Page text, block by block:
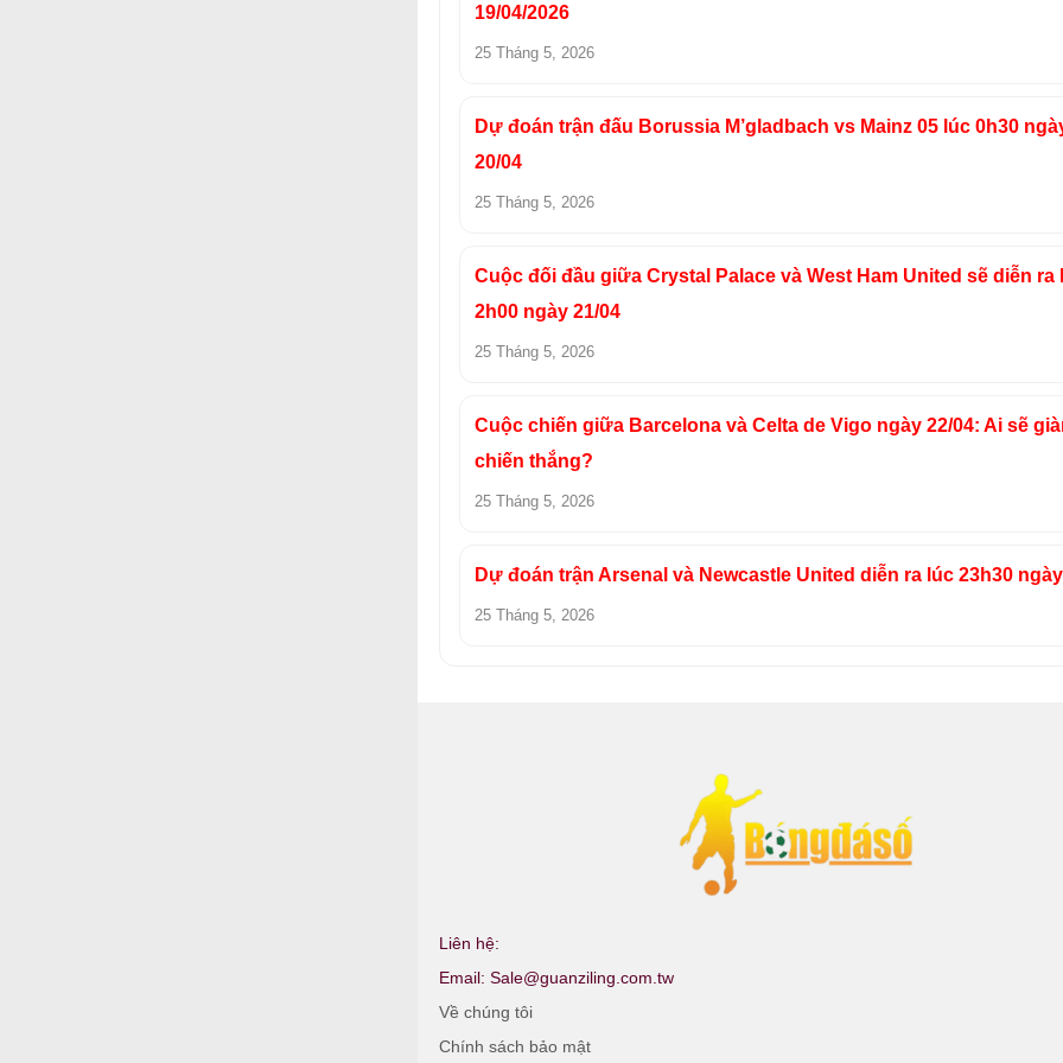
19/04/2026
25 Tháng 5, 2026
Dự đoán trận đấu Borussia M’gladbach vs Mainz 05 lúc 0h30
20/04
25 Tháng 5, 2026
Cuộc đối đầu giữa Crystal Palace và West Ham United sẽ diễn ra
2h00 ngày 21/04
25 Tháng 5, 2026
Cuộc chiến giữa Barcelona và Celta de Vigo ngày 22/04: Ai sẽ
chiến thắng?
25 Tháng 5, 2026
Dự đoán trận Arsenal và Newcastle United diễn ra lúc 23h30
25 Tháng 5, 2026
Liên hệ:
Email: Sale@guanziling.com.tw
Về chúng tôi
Chính sách bảo mật